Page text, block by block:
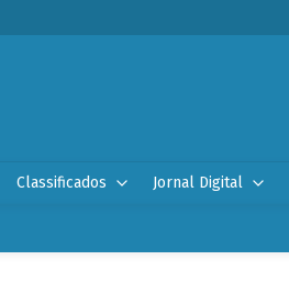
Classificados Jornal Digital